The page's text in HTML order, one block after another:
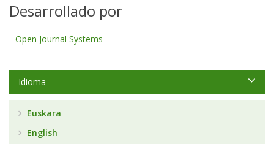
Desarrollado por
Open Journal Systems
Idioma
Euskara
English